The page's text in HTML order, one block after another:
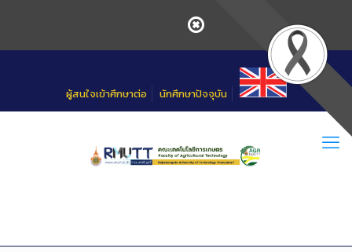
ผู้สนใจเข้าศึกษาต่อ นักศึกษาปัจจุบัน